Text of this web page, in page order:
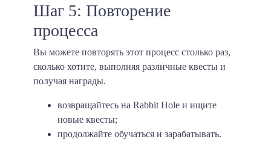
Шаг 5: Повторение
процесса
Вы можете повторять этот процесс столько раз,
сколько хотите, выполняя различные квесты и
получая награды.
возвращайтесь на Rabbit Hole и ищите
новые квесты;
продолжайте обучаться и зарабатывать.